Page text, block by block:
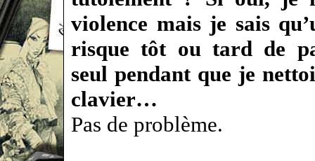
violence mais je sais
risque tôt ou tard de
seul pendant que je
clavier…
Pas de problème.